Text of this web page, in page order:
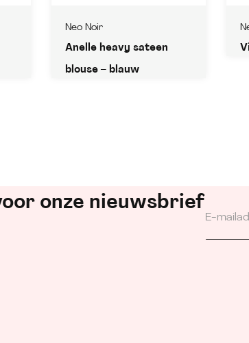
Neo Noir
Anelle heavy sateen
blouse – blauw
onze nieuwsbrief